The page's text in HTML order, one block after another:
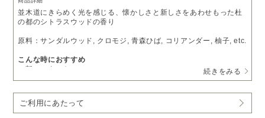
並木道にきらめく光を感じる、懐かしさと新しさをあわせもった杜
の都のシトラスウッドの香り
原料：サンダルウッド, クロモジ, 青森ひば, コリアンダー, 柚子, etc.
こんな時におすすめ
・朝のスタートに
・気分をリフレッシュしたいときに
［PICK UP］香りで旅するアロマ空間 CITY series
続きをみる
ご利用にあたって